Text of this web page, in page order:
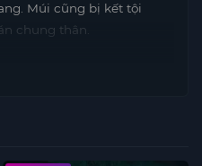
Múi cũng bị kết tội
chung thân.